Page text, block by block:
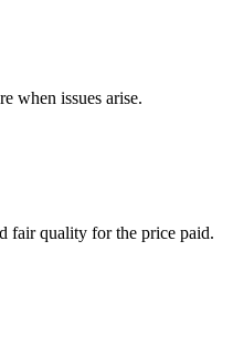
when issues arise.
fair quality for the price paid.